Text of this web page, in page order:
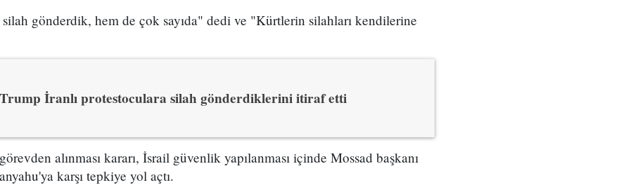
gönderdik, hem de çok sayıda" dedi ve "Kürtlerin silahları kendilerine
Trump İranlı protestoculara silah gönderdiklerini itiraf etti
alınması kararı, İsrail güvenlik yapılanması içinde Mossad başkanı
karşı tepkiye yol açtı.